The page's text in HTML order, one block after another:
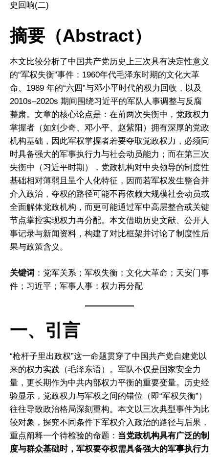
史回响(二)
摘要（Abstract）
本文比较分析了中国共产党历史上三次具有决定性意义
的“军权失衡”事件：1960年代毛泽东时期的文化大革
命、1989 年的“六四”与邓小平时代的权力回收，以及
2010s–2020s 期间围绕习近平的军队人事调整与反腐
整肃。文章的核心论点是：在前两次失衡中，党政权力
掌握者（如刘少奇、邓小平、赵紫阳）拥有深厚的党政
机构基础，因此军权掌握者若要夺取党政权力，必须同
时具备强大的军事执行力与社会动员能力；而在第三次
失衡中（习近平时期），党政机构对中央领导的制度性
基础相对薄弱且呈个人化特征，因而若军权发生整合并
介入政治，夺权的路径可能不再依赖大规模社会动员或
全面解体党政机构，而更可能通过军中高层整合或关键
节点掌控实现权力再分配。本文借助历史文献、公开人
事记录与新闻资料，构建了对比框架并讨论了制度性后
果与政策含义。
关键词 ：党军关系；军权失衡；文化大革命；天安门事
件；习近平；军事人事；权力再分配
一、引言
“枪杆子里出政权”这一命题贯穿了中国共产党自建党以
来的权力实践（毛泽东语）。军队不仅是国家安全力
量，更长期作为中共内部权力平衡的重要变量。历史经
验显示，党政权力与军权之间的错位（即“军权失衡”）
往往导致政治格局深刻重构。本文以三次典型事件为比
较对象，探究不同条件下军权介入政治的路径与后果，
重点阐释一个待检验的命题： 当党政机构具有广泛的制
度与群众基础时，军权要夺权需具备强大的军事执行力